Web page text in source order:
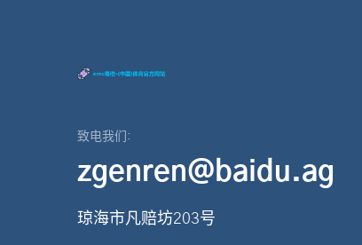
致电我们:
zgenren@baidu.ag
琼海市凡赔坊203号